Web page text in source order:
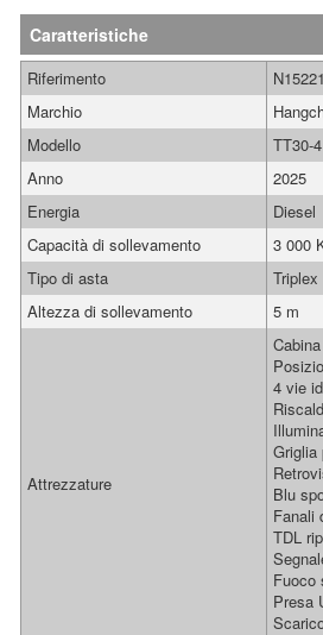
Caratteristiche
Riferimento
N15221
Marchio
Modello
TT30-
Anno
2025
Energia
Diesel
Capacità di sollevamento
3 000
Tipo di asta
Triplex
Altezza di sollevamento
5 m
Attrezzature
Cabina
4 vie
Griglia
Blu
Fanali
TDL
Fuoco
Presa